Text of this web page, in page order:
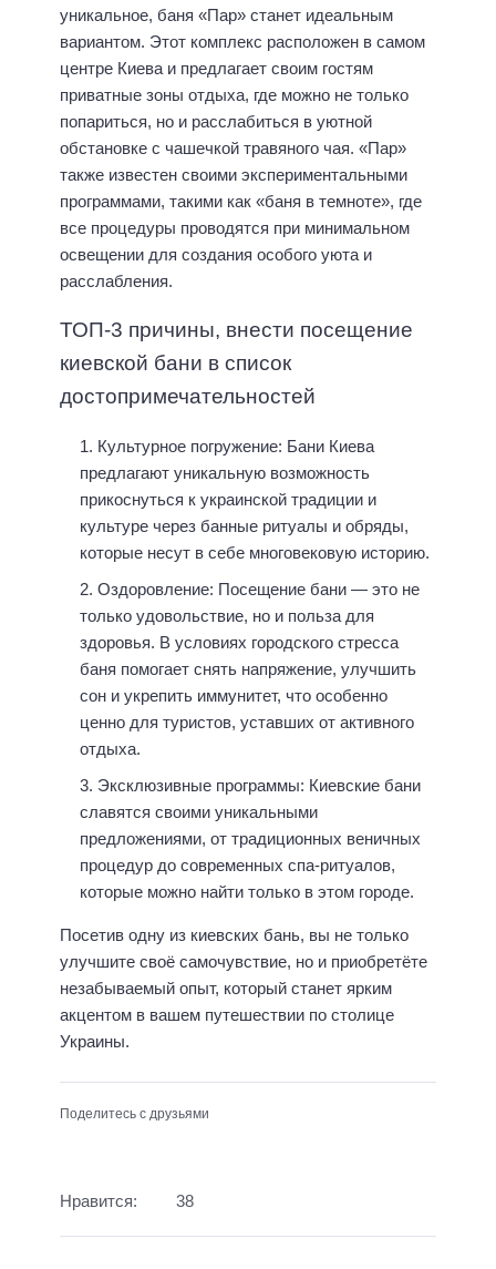
уникальное, баня «Пар» станет идеальным
вариантом. Этот комплекс расположен в самом
центре Киева и предлагает своим гостям
приватные зоны отдыха, где можно не только
попариться, но и расслабиться в уютной
обстановке с чашечкой травяного чая. «Пар»
также известен своими экспериментальными
программами, такими как «баня в темноте», где
все процедуры проводятся при минимальном
освещении для создания особого уюта и
расслабления.
ТОП-3 причины, внести посещение
киевской бани в список
достопримечательностей
Культурное погружение: Бани Киева
предлагают уникальную возможность
прикоснуться к украинской традиции и
культуре через банные ритуалы и обряды,
которые несут в себе многовековую историю.
Оздоровление: Посещение бани — это не
только удовольствие, но и польза для
здоровья. В условиях городского стресса
баня помогает снять напряжение, улучшить
сон и укрепить иммунитет, что особенно
ценно для туристов, уставших от активного
отдыха.
Эксклюзивные программы: Киевские бани
славятся своими уникальными
предложениями, от традиционных веничных
процедур до современных спа-ритуалов,
которые можно найти только в этом городе.
Посетив одну из киевских бань, вы не только
улучшите своё самочувствие, но и приобретёте
незабываемый опыт, который станет ярким
акцентом в вашем путешествии по столице
Украины.
Поделитесь с друзьями
Нравится: 38